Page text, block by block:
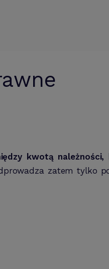
kwotą należności,
zatem tylko